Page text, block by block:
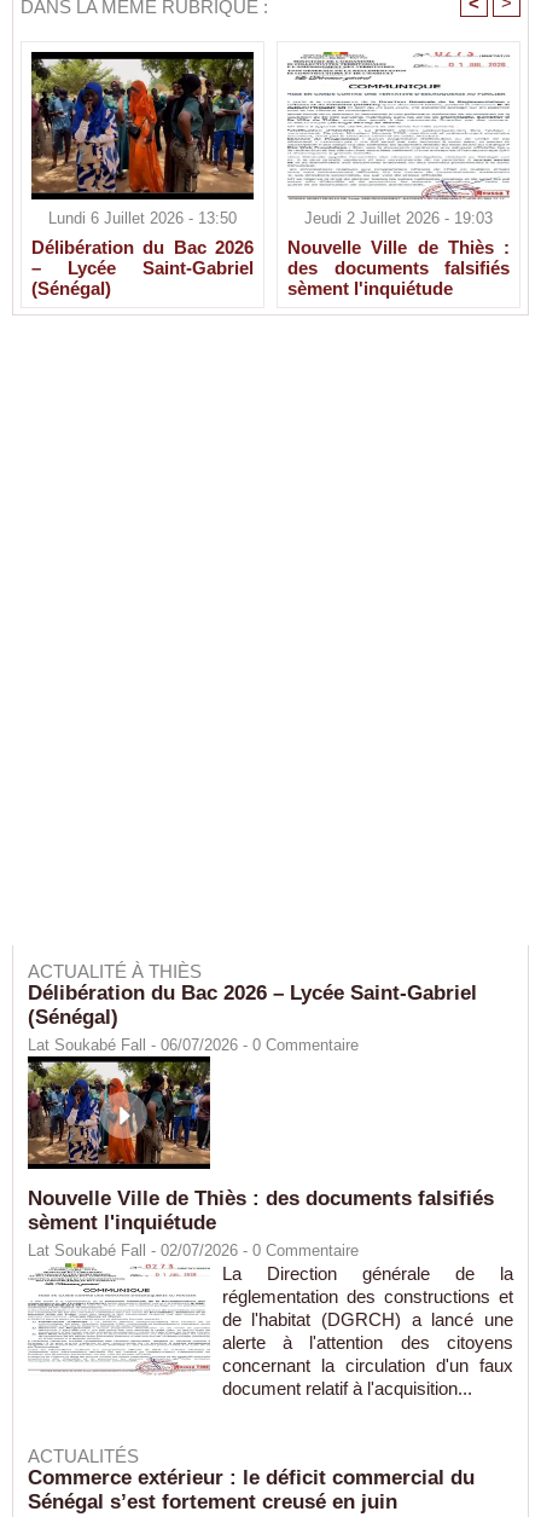
DANS LA MÊME RUBRIQUE :
Lundi 6 Juillet 2026 - 13:50
Délibération du Bac 2026
– Lycée Saint-Gabriel
(Sénégal)
Jeudi 2 Juillet 2026 - 19:03
Nouvelle Ville de Thiès :
des documents falsifiés
sèment l'inquiétude
ACTUALITÉ À THIÈS
Délibération du Bac 2026 – Lycée Saint-Gabriel
(Sénégal)
Lat Soukabé Fall - 06/07/2026 - 0 Commentaire
Nouvelle Ville de Thiès : des documents falsifiés
sèment l'inquiétude
Lat Soukabé Fall - 02/07/2026 - 0 Commentaire
La Direction générale de la
réglementation des constructions et
de l'habitat (DGRCH) a lancé une
alerte à l'attention des citoyens
concernant la circulation d'un faux
document relatif à l'acquisition...
ACTUALITÉS
Commerce extérieur : le déficit commercial du
Sénégal s’est fortement creusé en juin